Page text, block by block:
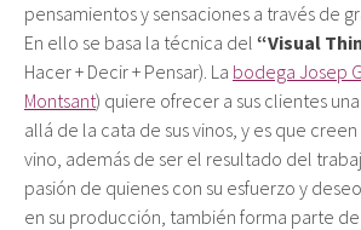
pensamientos y sensaciones a través de
En ello se basa la técnica del “Visual
Hacer + Decir + Pensar). La bodega Josep
Montsant) quiere ofrecer a sus clientes
allá de la cata de sus vinos, y es que
vino, además de ser el resultado del
pasión de quienes con su esfuerzo y
en su producción, también forma parte